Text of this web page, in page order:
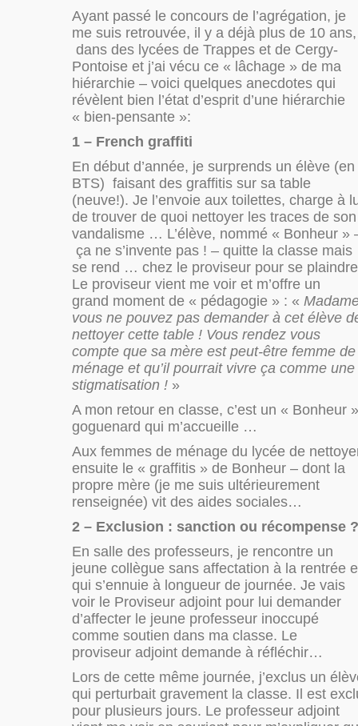
Ayant passé le concours de l’agrégation, je
me suis retrouvée, il y a déjà plus de 10 ans,
dans des lycées de Trappes et de Cergy-
Pontoise et j’ai vécu ce « lâchage » de ma
hiérarchie – voici quelques anecdotes qui
révèlent bien l’état d’esprit d’une hiérarchie
« bien-pensante »:
1 – French graffiti
En début d’année, je surprends un élève (en
BTS) faisant des graffitis sur sa table
(neuve!). Je l’envoie aux toilettes, charge à
de trouver de quoi nettoyer les traces de son
vandalisme … L’élève, nommé « Bonheur »
ça ne s’invente pas ! – quitte la classe mais
se rend … chez le proviseur pour se
Le proviseur vient me voir et m’offre un
grand moment de « pédagogie » : «
vous ne pouvez pas demander à cet élève
nettoyer cette table ! Vous rendez vous
compte que sa mère est peut-être femme de
ménage et qu’il pourrait vivre ça comme une
stigmatisation ! »
A mon retour en classe, c’est un « Bonheur »
goguenard qui m’accueille …
Aux femmes de ménage du lycée de
ensuite le « graffitis » de Bonheur – dont la
propre mère (je me suis ultérieurement
renseignée) vit des aides sociales…
2 – Exclusion : sanction ou récompense ?
En salle des professeurs, je rencontre un
jeune collègue sans affectation à la rentrée
qui s’ennuie à longueur de journée. Je vais
voir le Proviseur adjoint pour lui demander
d’affecter le jeune professeur inoccupé
comme soutien dans ma classe. Le
proviseur adjoint demande à réfléchir…
Lors de cette même journée, j’exclus un
qui perturbait gravement la classe. Il est
pour plusieurs jours. Le professeur adjoint